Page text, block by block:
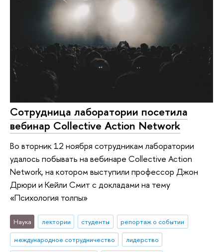
Сотрудница лаборатории посетила
вебинар Collective Action Network
Во вторник 12 ноября сотрудникам лаборатории
удалось побывать на вебинаре Collective Action
Network, на котором выступили профессор Джон
Дрюри и Кейли Смит с докладами на тему
«Психология толпы»
Наука лектории студенты
репортаж о событии
международное сотрудничество
лидерство